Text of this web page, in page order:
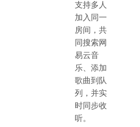
支持多人
加入同一
房间，共
同搜索网
易云音
乐、添加
歌曲到队
列，并实
时同步收
听。